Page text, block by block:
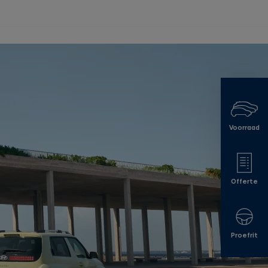
Voorraad
Offerte
Proefrit